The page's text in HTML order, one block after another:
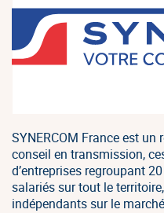
SYNERCOM France est
conseil en transmission,
d’entreprises regroupant
salariés sur tout le
indépendants sur le